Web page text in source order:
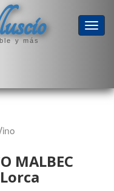
y más
MALBEC